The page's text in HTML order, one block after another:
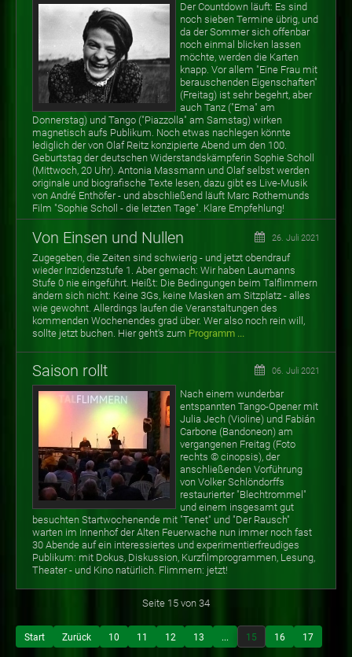
Der Countdown läuft: Es sind
noch sieben Termine übrig, und
da der Sommer sich offenbar
noch einmal blicken lassen
möchte, werden die Karten
knapp. Vor allem "Eine Frau mit
berauschenden Eigenschaften"
(Freitag) ist sehr begehrt, aber
auch Tanz ("Ema" am
Donnerstag) und Tango ("Piazzolla" am Samstag) wirken
magnetisch aufs Publikum. Noch etwas nachlegen könnte
lediglich der von Olaf Reitz konzipierte Abend um den 100.
Geburtstag der deutschen Widerstandskämpferin Sophie Scholl
(Mittwoch, 20 Uhr). Antonia Massmann und Olaf selbst werden
originale und biografische Texte lesen, dazu gibt es Live-Musik
von André Enthöfer - und abschließend läuft Marc Rothemunds
Film "Sophie Scholl - die letzten Tage". Klare Empfehlung!
Von Einsen und Nullen 26. Juli 2021
Zugegeben, die Zeiten sind schwierig - und jetzt obendrauf
wieder Inzidenzstufe 1. Aber gemach: Wir haben Laumanns
Stufe 0 nie eingeführt. Heißt: Die Bedingungen beim Talflimmern
ändern sich nicht: Keine 3Gs, keine Masken am Sitzplatz - alles
wie gewohnt. Allerdings laufen die Veranstaltungen des
kommenden Wochenendes grad über. Wer also noch rein will,
sollte jetzt buchen. Hier geht's zum Programm ...
Saison rollt 06. Juli 2021
Nach einem wunderbar
entspannten Tango-Opener mit
Julia Jech (Violine) und Fabián
Carbone (Bandoneon) am
vergangenen Freitag (Foto
rechts © cinopsis), der
anschließenden Vorführung
von Volker Schlöndorffs
restaurierter "Blechtrommel"
und einem insgesamt gut
besuchten Startwochenende mit "Tenet" und "Der Rausch"
warten im Innenhof der Alten Feuerwache nun immer noch fast
30 Abende auf ein interessiertes und experimentierfreudiges
Publikum: mit Dokus, Diskussion, Kurzfilmprogrammen, Lesung,
Theater - und Kino natürlich. Flimmern: jetzt!
Seite 15 von 34
Start Zurück 10 11 12 13 ... 15 16 17